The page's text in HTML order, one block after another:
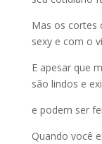
Mas os cortes
sexy e com o
E apesar que
são lindos e
e podem ser
Quando você